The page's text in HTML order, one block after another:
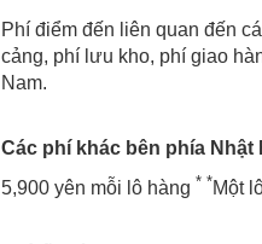
Phí điểm đến liên quan đến
cảng, phí lưu kho, phí giao
Nam.
Các phí khác bên phía
5,900 yên mỗi lô hàng * *Một